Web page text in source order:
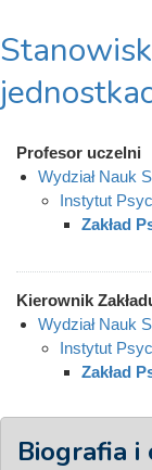
Profesor uczelni
Wydział Nauk
Instytut
Zakład
Kierownik
Wydział Nauk
Instytut
Zakład
Biografia i